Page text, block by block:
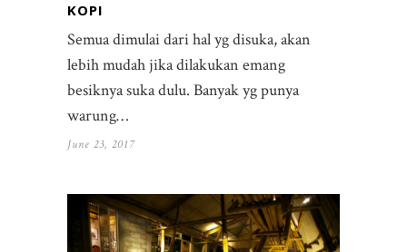
KOPI
Semua dimulai dari hal yg disuka, akan
lebih mudah jika dilakukan emang
besiknya suka dulu. Banyak yg punya
warung…
June 23, 2017